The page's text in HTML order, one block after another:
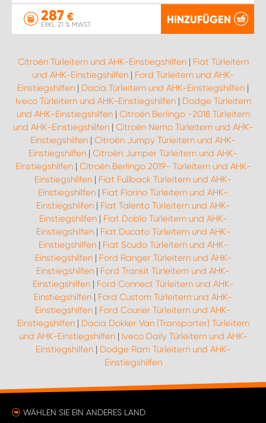
287 €
EXKL. 21 % MWST. HINZUFÜGEN
Citroën Türleitern und AHK-Einstiegshilfen| Fiat Türleitern
und AHK-Einstiegshilfen| Ford Türleitern und AHK-
Einstiegshilfen | Dacia Türleitern und AHK-Einstiegshilfen |
Iveco Türleitern und AHK-Einstiegshilfen| Dodge Türleitern
und AHK-Einstiegshilfen| Citroën Berlingo -2018 Türleitern
und AHK-Einstiegshilfen| Citroën Nemo Türleitern und AHK-
Einstiegshilfen | Citroën Jumpy Türleitern und AHK-
Einstiegshilfen | Citroën Jumper Türleitern und AHK-
Einstiegshilfen| Citroën Berlingo 2019- Türleitern und AHK-
Einstiegshilfen | Fiat Fullback Türleitern und AHK-
Einstiegshilfen | Fiat Fiorino Türleitern und AHK-
Einstiegshilfen| Fiat Talento Türleitern und AHK-
Einstiegshilfen| Fiat Doblo Türleitern und AHK-
Einstiegshilfen| Fiat Ducato Türleitern und AHK-
Einstiegshilfen| Fiat Scudo Türleitern und AHK-
Einstiegshilfen| Ford Ranger Türleitern und AHK-
Einstiegshilfen | Ford Transit Türleitern und AHK-
Einstiegshilfen| Ford Connect Türleitern und AHK-
Einstiegshilfen | Ford Custom Türleitern und AHK-
Einstiegshilfen | Ford Courier Türleitern und AHK-
Einstiegshilfen| Dacia Dokker Van (Transporter) Türleitern
und AHK-Einstiegshilfen| Iveco Daily Türleitern und AHK-
Einstiegshilfen| Dodge Ram Türleitern und AHK-
Einstiegshilfen
WÄHLEN SIE EIN ANDERES LAND